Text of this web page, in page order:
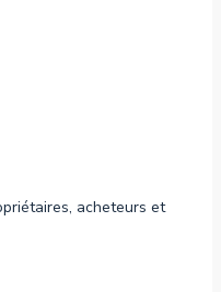
acheteurs et